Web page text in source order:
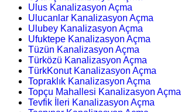
Ulus Kanalizasyon Açma
Ulucanlar Kanalizasyon Açma
Ulubey Kanalizasyon Açma
Ufuktepe Kanalizasyon Açma
Tüzün Kanalizasyon Açma
Türközü Kanalizasyon Açma
TürkKonut Kanalizasyon Açma
Topraklık Kanalizasyon Açma
Topçu Mahallesi Kanalizasyon Açma
Tevfik İleri Kanalizasyon Açma